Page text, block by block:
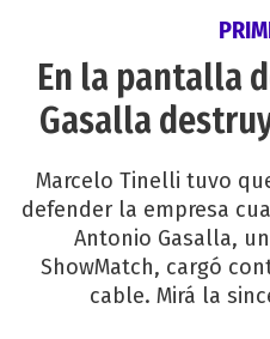
En la pantalla
Gasalla
Marcelo Tinelli tuvo
defender la empresa
Antonio Gasalla,
ShowMatch, cargó
cable. Mirá la